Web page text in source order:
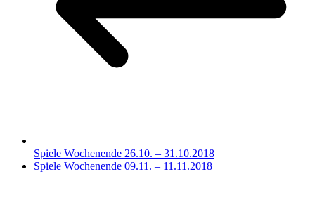
Spiele Wochenende 26.10. – 31.10.2018
Spiele Wochenende 09.11. – 11.11.2018